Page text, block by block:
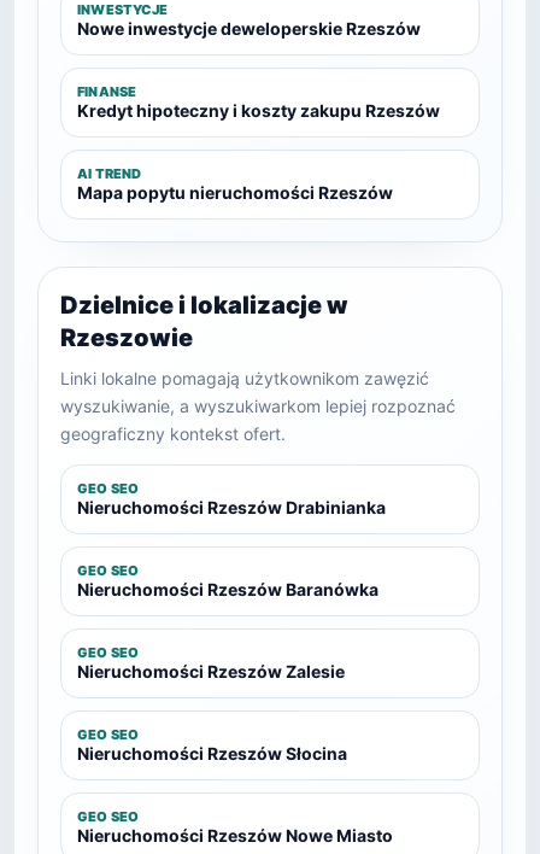
INWESTYCJE
Nowe inwestycje deweloperskie Rzeszów
FINANSE
Kredyt hipoteczny i koszty zakupu Rzeszów
AI TREND
Mapa popytu nieruchomości Rzeszów
Dzielnice i lokalizacje w
Rzeszowie
Linki lokalne pomagają użytkownikom zawęzić
wyszukiwanie, a wyszukiwarkom lepiej rozpoznać
geograficzny kontekst ofert.
GEO SEO
Nieruchomości Rzeszów Drabinianka
GEO SEO
Nieruchomości Rzeszów Baranówka
GEO SEO
Nieruchomości Rzeszów Zalesie
GEO SEO
Nieruchomości Rzeszów Słocina
GEO SEO
Nieruchomości Rzeszów Nowe Miasto